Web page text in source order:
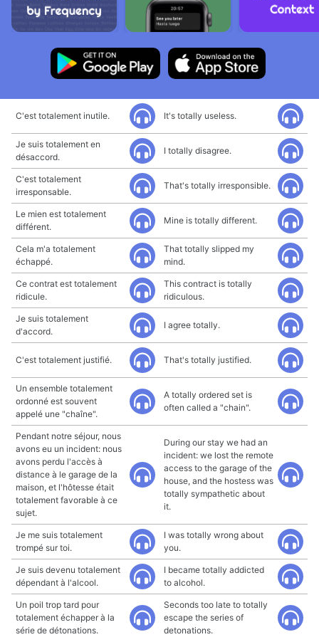
C'est totalement inutile. It's totally useless.
Je suis totalement en
désaccord.
I totally disagree.
C'est totalement
irresponsable.
That's totally irresponsible.
Le mien est totalement
différent.
Mine is totally different.
Cela m'a totalement
échappé.
That totally slipped my
mind.
Ce contrat est totalement
ridicule.
This contract is totally
ridiculous.
Je suis totalement
d'accord.
I agree totally.
C'est totalement justifié. That's totally justified.
Un ensemble totalement
ordonné est souvent
appelé une "chaîne".
A totally ordered set is
often called a "chain".
Pendant notre séjour, nous
avons eu un incident: nous
avons perdu l'accès à
distance à le garage de la
maison, et l'hôtesse était
totalement favorable à ce
sujet.
During our stay we had an
incident: we lost the remote
access to the garage of the
house, and the hostess was
totally sympathetic about
it.
Je me suis totalement
trompé sur toi.
I was totally wrong about
you.
Je suis devenu totalement
dépendant à l'alcool.
I became totally addicted
to alcohol.
Un poil trop tard pour
totalement échapper à la
série de détonations.
Seconds too late to totally
escape the series of
detonations.